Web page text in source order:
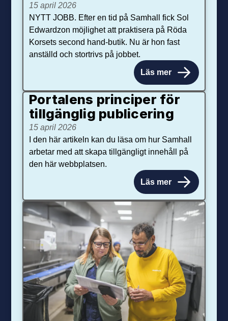
15 april 2026
NYTT JOBB. Efter en tid på Samhall fick Sol
Edwardzon möjlighet att praktisera på Röda
Korsets second hand-butik. Nu är hon fast
anställd och stortrivs på jobbet.
Läs mer
Portalens principer för
tillgänglig publicering
15 april 2026
I den här artikeln kan du läsa om hur Samhall
arbetar med att skapa tillgängligt innehåll på
den här webbplatsen.
Läs mer